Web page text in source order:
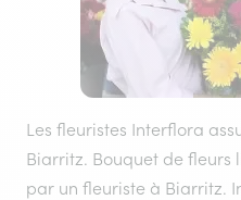
Les fleuristes Interflora
Biarritz. Bouquet de fleurs
par un fleuriste à Biarritz.